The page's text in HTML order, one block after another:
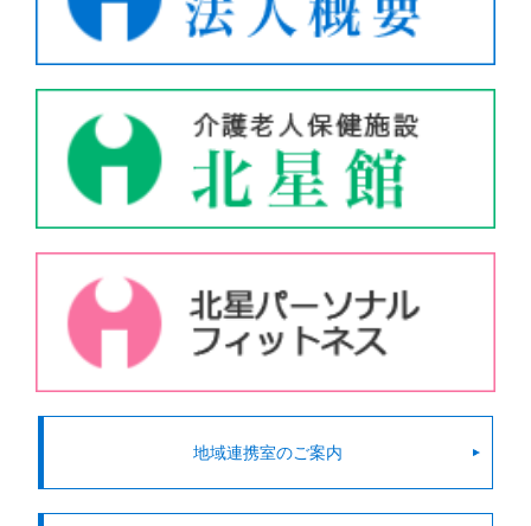
地域連携室のご案内